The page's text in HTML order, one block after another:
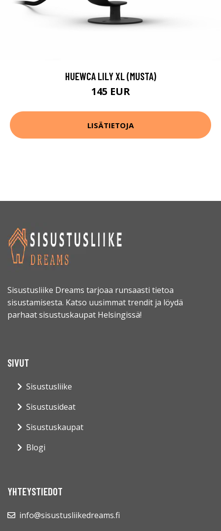
HUEWCA LILY XL (MUSTA)
145 EUR
LISÄTIETOJA
Sisustusliike Dreams tarjoaa runsaasti tietoa
sisustamisesta. Katso uusimmat trendit ja löydä
parhaat sisustuskaupat Helsingissä!
SIVUT
Sisustusliike
Sisustusideat
Sisustuskaupat
Blogi
YHTEYSTIEDOT
info@sisustusliikedreams.fi